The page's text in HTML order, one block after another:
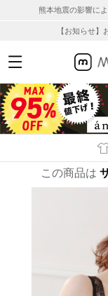
熊本地震の影響に
【お知らせ】
この商品は